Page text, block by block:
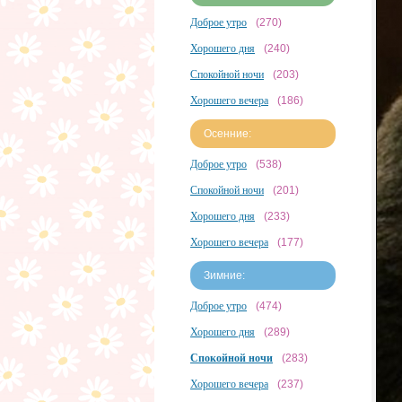
Доброе утро (270)
Хорошего дня (240)
Спокойной ночи (203)
Хорошего вечера (186)
Осенние:
Доброе утро (538)
Спокойной ночи (201)
Хорошего дня (233)
Хорошего вечера (177)
Зимние:
Доброе утро (474)
Хорошего дня (289)
Спокойной ночи (283)
Хорошего вечера (237)